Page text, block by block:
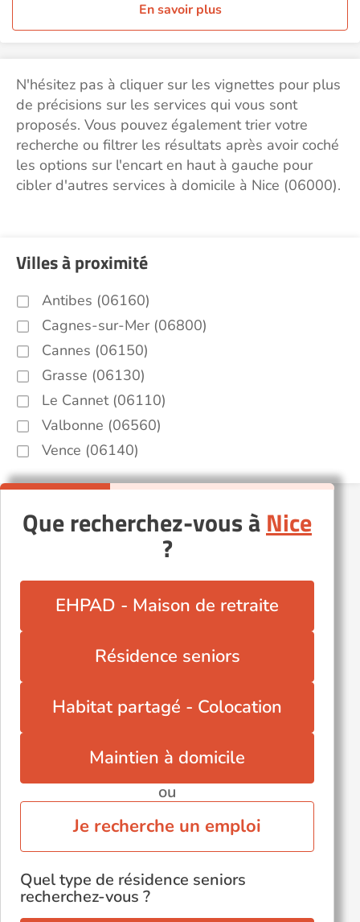
En savoir plus
N'hésitez pas à cliquer sur les vignettes pour plus
de précisions sur les services qui vous sont
proposés. Vous pouvez également trier votre
recherche ou filtrer les résultats après avoir coché
les options sur l'encart en haut à gauche pour
cibler d'autres services à domicile à Nice (06000).
Villes à proximité
Antibes (06160)
Cagnes-sur-Mer (06800)
Cannes (06150)
Grasse (06130)
Le Cannet (06110)
Valbonne (06560)
Vence (06140)
Que recherchez-vous àNice
?
EHPAD - Maison de retraite
Résidence seniors
Habitat partagé - Colocation
Maintien à domicile
ou
Je recherche un emploi
Quel type de résidence seniors
recherchez-vous ?